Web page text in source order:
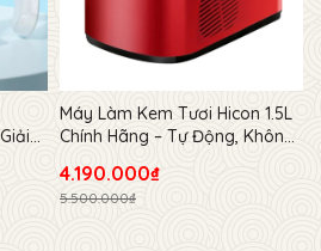
Máy Làm Kem Tươi Hicon 1.5L
Chính Hãng – Tự Động, Không
Lớn Cho Gia Đình
4.190.000₫
5.500.000₫